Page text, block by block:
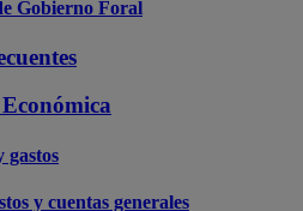
Gobierno Foral
gastos
y cuentas generales